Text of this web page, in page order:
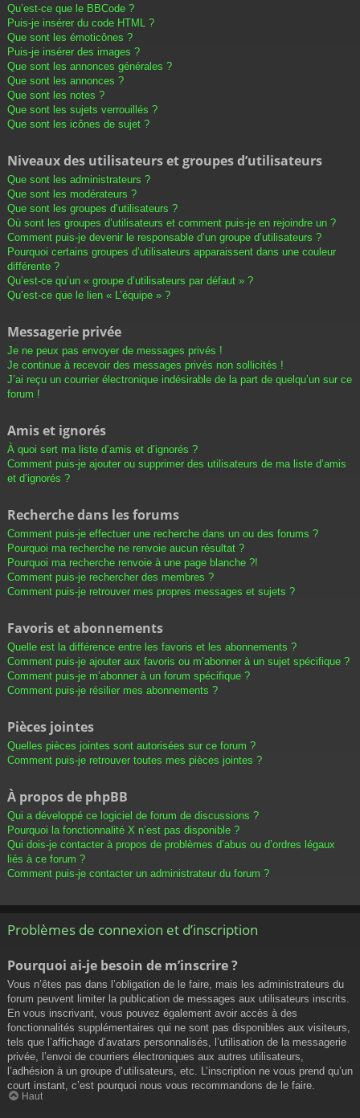
Qu’est-ce que le BBCode ?
Puis-je insérer du code HTML ?
Que sont les émoticônes ?
Puis-je insérer des images ?
Que sont les annonces générales ?
Que sont les annonces ?
Que sont les notes ?
Que sont les sujets verrouillés ?
Que sont les icônes de sujet ?
Niveaux des utilisateurs et groupes d’utilisateurs
Que sont les administrateurs ?
Que sont les modérateurs ?
Que sont les groupes d’utilisateurs ?
Où sont les groupes d’utilisateurs et comment puis-je en rejoindre un ?
Comment puis-je devenir le responsable d’un groupe d’utilisateurs ?
Pourquoi certains groupes d’utilisateurs apparaissent dans une couleur
différente ?
Qu’est-ce qu’un « groupe d’utilisateurs par défaut » ?
Qu’est-ce que le lien « L’équipe » ?
Messagerie privée
Je ne peux pas envoyer de messages privés !
Je continue à recevoir des messages privés non sollicités !
J’ai reçu un courrier électronique indésirable de la part de quelqu’un sur ce
forum !
Amis et ignorés
À quoi sert ma liste d’amis et d’ignorés ?
Comment puis-je ajouter ou supprimer des utilisateurs de ma liste d’amis
et d’ignorés ?
Recherche dans les forums
Comment puis-je effectuer une recherche dans un ou des forums ?
Pourquoi ma recherche ne renvoie aucun résultat ?
Pourquoi ma recherche renvoie à une page blanche ?!
Comment puis-je rechercher des membres ?
Comment puis-je retrouver mes propres messages et sujets ?
Favoris et abonnements
Quelle est la différence entre les favoris et les abonnements ?
Comment puis-je ajouter aux favoris ou m’abonner à un sujet spécifique ?
Comment puis-je m’abonner à un forum spécifique ?
Comment puis-je résilier mes abonnements ?
Pièces jointes
Quelles pièces jointes sont autorisées sur ce forum ?
Comment puis-je retrouver toutes mes pièces jointes ?
À propos de phpBB
Qui a développé ce logiciel de forum de discussions ?
Pourquoi la fonctionnalité X n’est pas disponible ?
Qui dois-je contacter à propos de problèmes d’abus ou d’ordres légaux
liés à ce forum ?
Comment puis-je contacter un administrateur du forum ?
Problèmes de connexion et d’inscription
Pourquoi ai-je besoin de m’inscrire ?
Vous n’êtes pas dans l’obligation de le faire, mais les administrateurs du
forum peuvent limiter la publication de messages aux utilisateurs inscrits.
En vous inscrivant, vous pouvez également avoir accès à des
fonctionnalités supplémentaires qui ne sont pas disponibles aux visiteurs,
tels que l’affichage d’avatars personnalisés, l’utilisation de la messagerie
privée, l’envoi de courriers électroniques aux autres utilisateurs,
l’adhésion à un groupe d’utilisateurs, etc. L’inscription ne vous prend qu’un
court instant, c’est pourquoi nous vous recommandons de le faire.
Haut